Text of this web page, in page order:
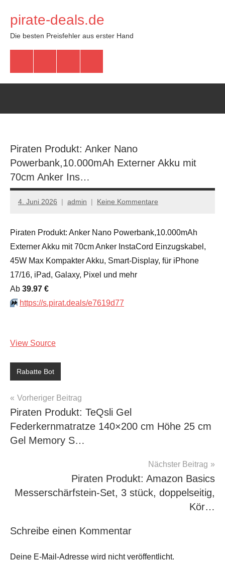
Inhalt
springen
pirate-deals.de
Die besten Preisfehler aus erster Hand
Piraten Produkt: Anker Nano
Powerbank,10.000mAh Externer Akku mit
70cm Anker Ins…
4. Juni 2026 admin Keine Kommentare
Piraten Produkt: Anker Nano Powerbank,10.000mAh
Externer Akku mit 70cm Anker InstaCord Einzugskabel,
45W Max Kompakter Akku, Smart-Display, für iPhone
17/16, iPad, Galaxy, Pixel und mehr
Аb 39.97 €
⏩️ https://s.pirat.deals/e7619d77
View Source
Rabatte Bot
Beitragsnavigation
Vorheriger Beitrag
Piraten Produkt: TeQsli Gel
Federkernmatratze 140×200 cm Höhe 25 cm
Gel Memory S…
Nächster Beitrag
Piraten Produkt: Amazon Basics
Messerschärfstein-Set, 3 stück, doppelseitig,
Kör…
Schreibe einen Kommentar
Deine E-Mail-Adresse wird nicht veröffentlicht.